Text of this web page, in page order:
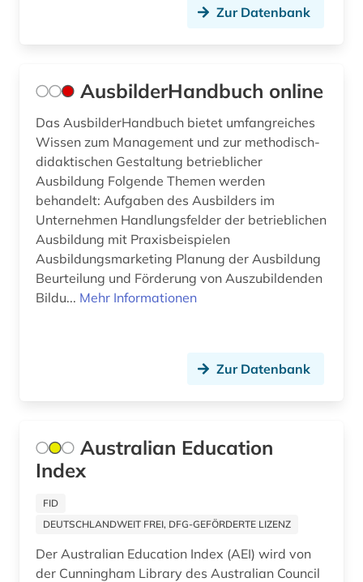
irak (1)
islamische studien (1)
islamwissenschaft (1)
italien (1)
jahrbuch (4)
jahresbericht (3)
japanologie (1)
juden (2)
jugend (2)
jugendarbeit (1)
Zur Datenbank
AusbilderHandbuch online
Das AusbilderHandbuch bietet umfangreiches
Wissen zum Management und zur methodisch-
didaktischen Gestaltung betrieblicher
Ausbildung Folgende Themen werden
behandelt: Aufgaben des Ausbilders im
Unternehmen Handlungsfelder der betrieblichen
Ausbildung mit Praxisbeispielen
Ausbildungsmarketing Planung der Ausbildung
Beurteilung und Förderung von Auszubildenden
Bildu... Mehr Informationen
Zur Datenbank
Australian Education
Index
FID
DEUTSCHLANDWEIT FREI, DFG-GEFÖRDERTE LIZENZ
Der Australian Education Index (AEI) wird von
der Cunningham Library des Australian Council